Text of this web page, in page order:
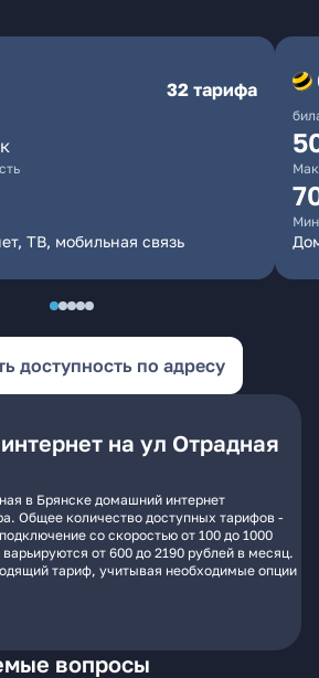
32 тарифа
ТВ, мобильная связь
доступность по адресу
на ул Отрадная
в Брянске домашний интернет
Общее количество доступных тарифов -
со скоростью от 100 до 1000
от 600 до 2190 рублей в месяц.
тариф, учитывая необходимые опции
вопросы